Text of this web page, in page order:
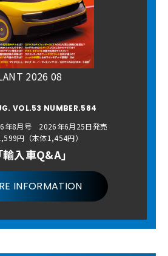
2026 08
VOL.53 NUMBER.584
年8月号 2026年6月25日発売
円（本体1,454円）
輸入車Q&A」
INFORMATION